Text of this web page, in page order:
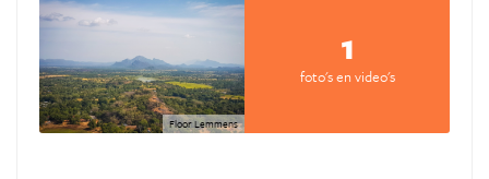
Floor Lemmens
1
foto's en video's